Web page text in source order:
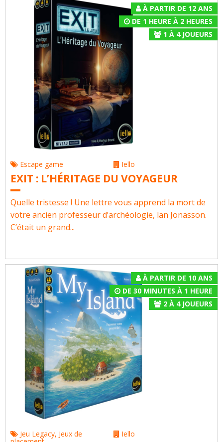
À PARTIR DE 12 ANS
DE 1 HEURE À 2 HEURES
1 À 4JOUEURS
Escape game Iello
EXIT : L’HÉRITAGE DU VOYAGEUR
Quelle tristesse ! Une lettre vous apprend la mort de
votre ancien professeur d’archéologie, lan Jonasson.
C’était un grand...
À PARTIR DE 10 ANS
DE 30 MINUTES À 1 HEURE
2À 4JOUEURS
Jeu Legacy, Jeux de Iello